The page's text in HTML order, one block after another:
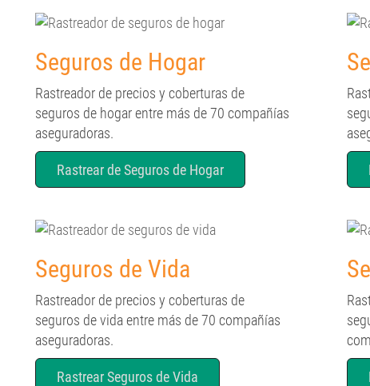
Seguros de Hogar
Rastreador de precios y coberturas de
seguros de hogar entre más de 70 compañías
aseguradoras.
Rastrear de Seguros de Hogar
Seguros de Vida
Rastreador de precios y coberturas de
seguros de vida entre más de 70 compañías
aseguradoras.
Rastrear Seguros de Vida